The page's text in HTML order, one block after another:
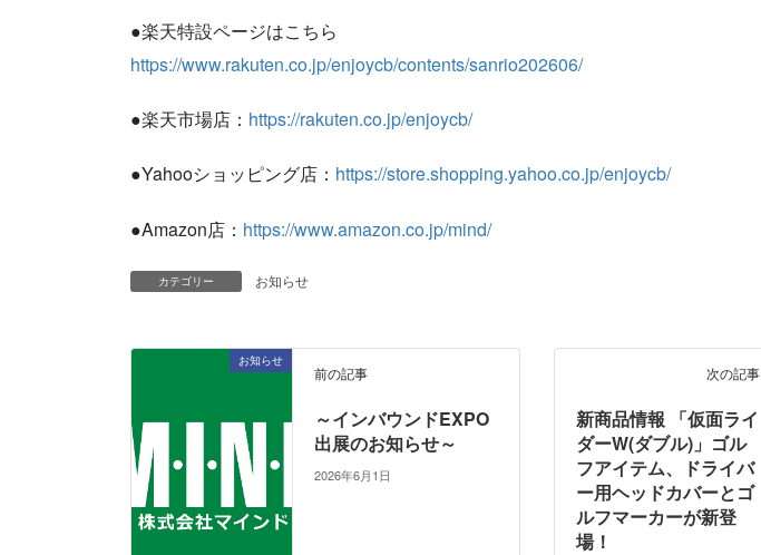
●楽天特設ページはこちら
https://www.rakuten.co.jp/enjoycb/contents/sanrio202606/
●楽天市場店： https://rakuten.co.jp/enjoycb/
●Yahooショッピング店： https://store.shopping.yahoo.co.jp/enjoycb/
●Amazon店： https://www.amazon.co.jp/mind/
カテゴリー お知らせ
お知らせ
前の記事
～インバウンドEXPO
出展のお知らせ～
2026年6月1日
次の記事
新商品情報 「仮面ライ
ダーW(ダブル)」ゴル
フアイテム、ドライバ
ー用ヘッドカバーとゴ
ルフマーカーが新登
場！